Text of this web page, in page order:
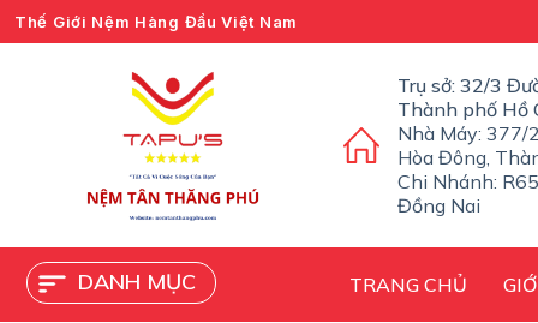
C
h
h
ầ
Thế Giới Nệm Hàng Đầu Việt Nam
Trụ sở: 32/3
Thành phố Hồ
Nhà Máy: 377/
Hòa Đông,
Chi Nhánh:
Đồng Nai
DANH MỤC TRANG CHỦ